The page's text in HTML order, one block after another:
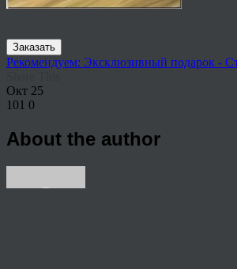
Заказать
Рекомендуем: Эксклюзивный подарок -
Окт 25
101 0
About the author